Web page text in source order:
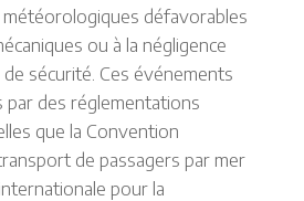
défavorables
ou à la négligence
sécurité. Ces événements
des réglementations
que la Convention
de passagers par mer
pour la